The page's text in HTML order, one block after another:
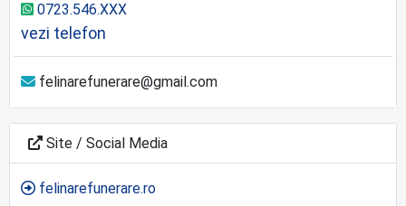
0723.546.XXX
vezi telefon
felinarefunerare@gmail.com
Site / Social Media
felinarefunerare.ro